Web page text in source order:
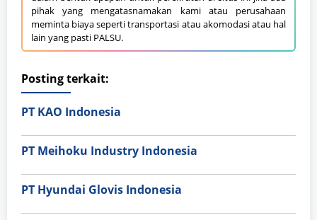
pihak yang mengatasnamakan kami atau perusahaan
meminta biaya seperti transportasi atau akomodasi atau hal
lain yang pasti PALSU.
Posting terkait:
PT KAO Indonesia
PT Meihoku Industry Indonesia
PT Hyundai Glovis Indonesia